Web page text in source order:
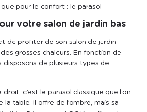
pour le confort : le parasol
votre salon de jardin bas
de profiter de son salon de jardin
des grosses chaleurs. En fonction de
disposons de plusieurs types de
c’est le parasol classique que l’on
la table. Il offre de l’ombre, mais sa